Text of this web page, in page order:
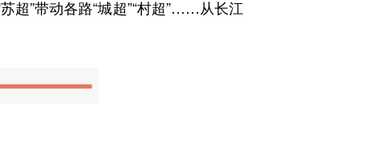
超”带动各路“城超”“村超”……从长江